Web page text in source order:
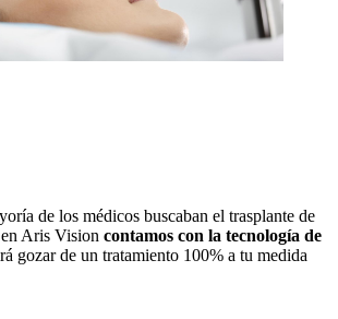
de los médicos buscaban el trasplante de
Aris Vision contamos con la tecnología de
gozar de un tratamiento 100% a tu medida